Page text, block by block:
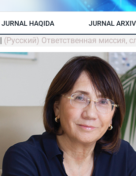
JURNAL HAQIDA JURNAL
| (Русский) Ответственная миссия,